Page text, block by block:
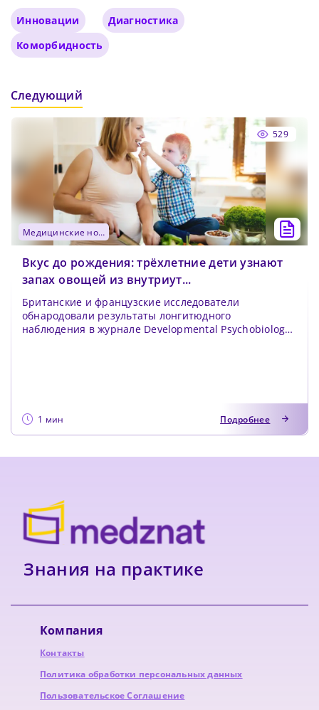
Инновации
Диагностика
Коморбидность
Следующий
529
медицинские новости
Вкус до рождения: трёхлетние дети узнают
запах овощей из внутриут...
Британские и французские исследователи
обнародовали результаты лонгитюдного
наблюдения в журнале Developmental Psychobiology.
1 мин Подробнее
Знания на практике
Компания
Контакты
Политика обработки персональных данных
Пользовательское Соглашение